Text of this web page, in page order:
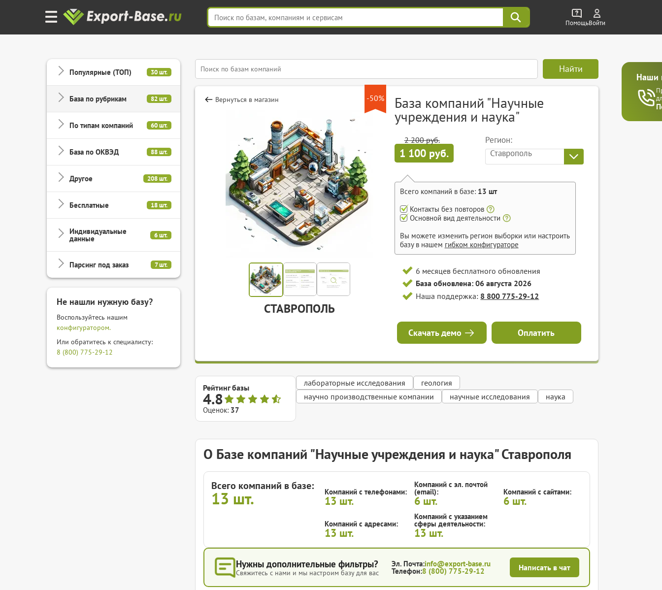
ПомощьВойти
Наши
Популярные (ТОП) 30 шт.
База по рубрикам 82 шт.
По типам компаний 60 шт.
База по ОКВЭД 88 шт.
Другое 208 шт.
Бесплатные 18 шт.
Индивидуальные
данные 6 шт.
Парсинг под заказ 7 шт.
Не нашли нужную базу?
Воспользуйтесь нашим
конфигуратором.
Или обратитесь к специалисту:
8 (800) 775-29-12
Найти
-50%
Вернуться в магазин
СТАВРОПОЛЬ
База компаний "Научные
учреждения и наука"
2 200 руб.
1 100 руб.
Регион:
Ставрополь
Всего компаний в базе: 13 шт
Контакты без повторов
Основной вид деятельности
Вы можете изменить регион выборки или настроить
базу в нашем гибком конфигураторе
6 месяцев бесплатного обновления
База обновлена: 06 августа 2026
Наша поддержка: 8 800 775-29-12
Скачать демо Оплатить
Рейтинг базы
4.8
Оценок: 37
лабораторные исследования
геология
научно производственные компании
научные исследования наука
О Базе компаний "Научные учреждения и наука" Ставрополя
Всего компаний в базе:
13 шт. Компаний с телефонами:
13 шт.
Компаний с эл. почтой
(email):
6 шт.
Компаний с сайтами:
6 шт.
Компаний с адресами:
13 шт.
Компаний с указанием
сферы деятельности:
13 шт.
Нужны дополнительные фильтры?
Свяжитесь с нами и мы настроим базу для вас
Эл. Почта:info@export-base.ru
Телефон:8 (800) 775-29-12 Написать в чат